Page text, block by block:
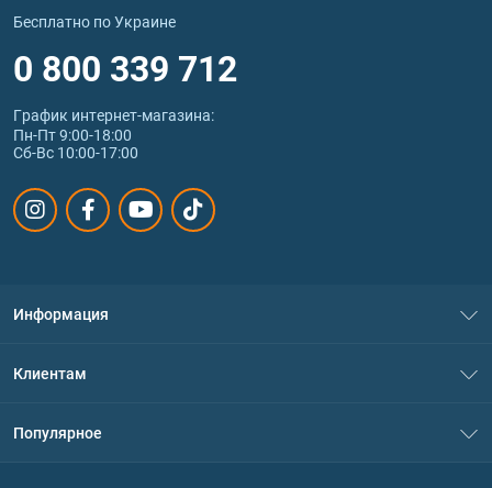
Бесплатно по Украине
0 800 339 712
График интернет‑магазина:
Пн-Пт 9:00-18:00
Сб-Вс 10:00-17:00
Информация
Политика конфиденциальности
Клиентам
Популярное